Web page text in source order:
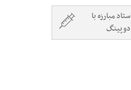
ستاد مبارزه با
دوپینگ